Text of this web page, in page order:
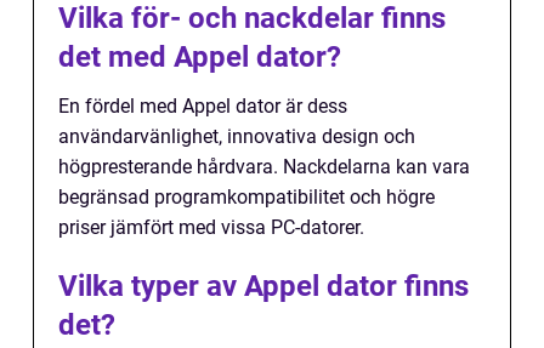
Vilka för- och nackdelar finns
det med Appel dator?
En fördel med Appel dator är dess
användarvänlighet, innovativa design och
högpresterande hårdvara. Nackdelarna kan vara
begränsad programkompatibilitet och högre
priser jämfört med vissa PC-datorer.
Vilka typer av Appel dator finns
det?